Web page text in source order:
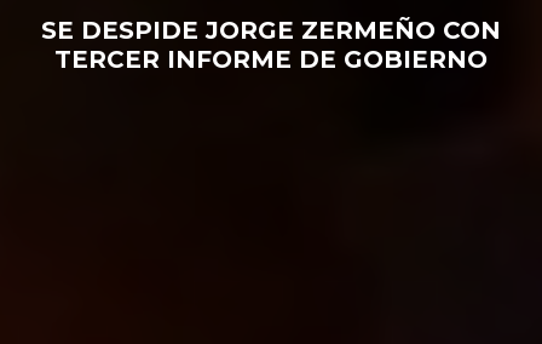
SE DESPIDE JORGE ZERMEÑO CON
TERCER INFORME DE GOBIERNO